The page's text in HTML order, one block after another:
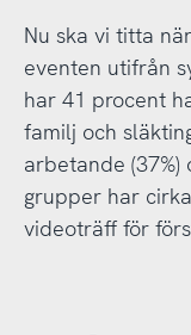
Nu ska vi titta
eventen utifrån
har 41 procent
familj och
arbetande (37%)
grupper har
videoträff för